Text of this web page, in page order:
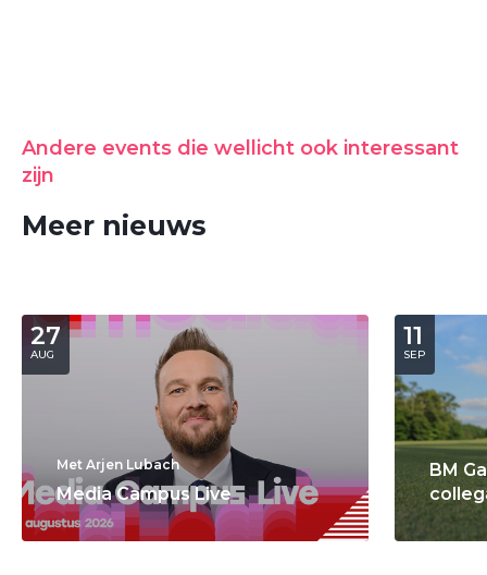
Andere events die wellicht ook interessant
zijn
Meer nieuws
27
AUG
Met Arjen Lubach
Media Campus Live
11
SEP
BM